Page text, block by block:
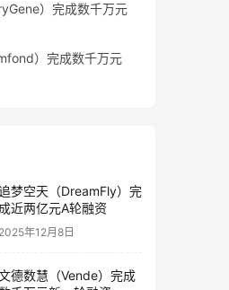
）完成数千万元
）完成数千万元
梦空天（DreamFly）完
成近两亿元A轮融资
2025年12月8日
德数慧（Vende）完成